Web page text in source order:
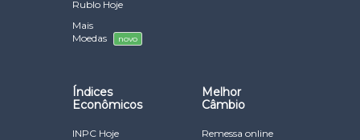
Rublo Hoje
Mais
Moedas
novo
Índices
Econômicos
INPC Hoje
Melhor
Câmbio
Remessa online